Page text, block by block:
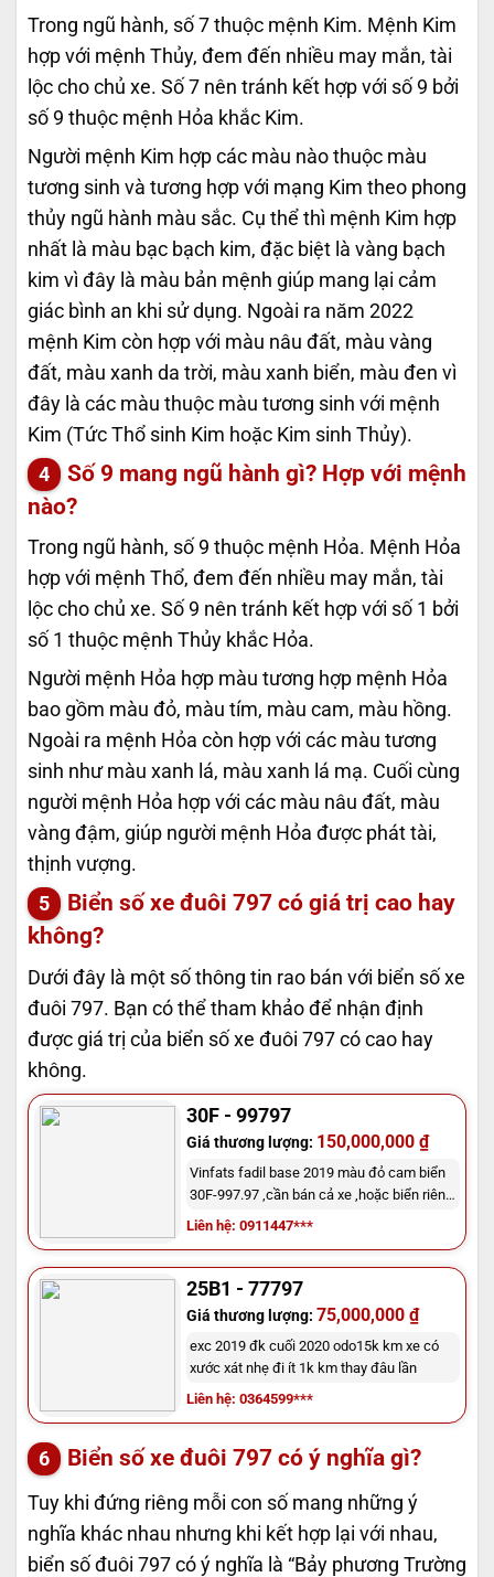
Trong ngũ hành, số 7 thuộc mệnh Kim. Mệnh Kim
hợp với mệnh Thủy, đem đến nhiều may mắn, tài
lộc cho chủ xe. Số 7 nên tránh kết hợp với số 9 bởi
số 9 thuộc mệnh Hỏa khắc Kim.
Người mệnh Kim hợp các màu nào thuộc màu
tương sinh và tương hợp với mạng Kim theo phong
thủy ngũ hành màu sắc. Cụ thể thì mệnh Kim hợp
nhất là màu bạc bạch kim, đặc biệt là vàng bạch
kim vì đây là màu bản mệnh giúp mang lại cảm
giác bình an khi sử dụng. Ngoài ra năm 2022
mệnh Kim còn hợp với màu nâu đất, màu vàng
đất, màu xanh da trời, màu xanh biển, màu đen vì
đây là các màu thuộc màu tương sinh với mệnh
Kim (Tức Thổ sinh Kim hoặc Kim sinh Thủy).
Số 9 mang ngũ hành gì? Hợp với mệnh
nào?
Trong ngũ hành, số 9 thuộc mệnh Hỏa. Mệnh Hỏa
hợp với mệnh Thổ, đem đến nhiều may mắn, tài
lộc cho chủ xe. Số 9 nên tránh kết hợp với số 1 bởi
số 1 thuộc mệnh Thủy khắc Hỏa.
Người mệnh Hỏa hợp màu tương hợp mệnh Hỏa
bao gồm màu đỏ, màu tím, màu cam, màu hồng.
Ngoài ra mệnh Hỏa còn hợp với các màu tương
sinh như màu xanh lá, màu xanh lá mạ. Cuối cùng
người mệnh Hỏa hợp với các màu nâu đất, màu
vàng đậm, giúp người mệnh Hỏa được phát tài,
thịnh vượng.
Biển số xe đuôi 797 có giá trị cao hay
không?
Dưới đây là một số thông tin rao bán với biển số xe
đuôi 797. Bạn có thể tham khảo để nhận định
được giá trị của biển số xe đuôi 797 có cao hay
không.
30F - 99797
Giá thương lượng: 150,000,000 ₫
Vinfats fadil base 2019 màu đỏ cam biển
30F-997.97 ,cần bán cả xe ,hoặc biển riêng
,MN quan tâm xin vui lòng liên hệ :
0911447711 để được giá tốt
Liên hệ: 0911447***
25B1 - 77797
Giá thương lượng:75,000,000 ₫
exc 2019 đk cuối 2020 odo15k km xe có
xước xát nhẹ đi ít 1k km thay đâu lần
Liên hệ: 0364599***
Biển số xe đuôi 797 có ý nghĩa gì?
Tuy khi đứng riêng mỗi con số mang những ý
nghĩa khác nhau nhưng khi kết hợp lại với nhau,
biển số đuôi 797 có ý nghĩa là “Bảy phương Trường